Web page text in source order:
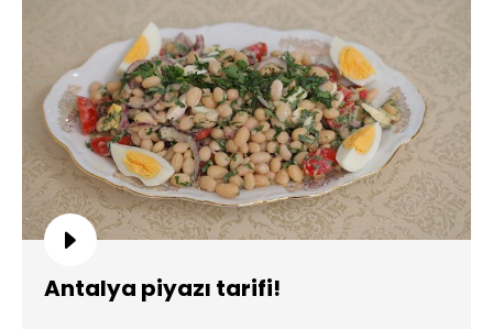
Antalya piyazı tarifi!